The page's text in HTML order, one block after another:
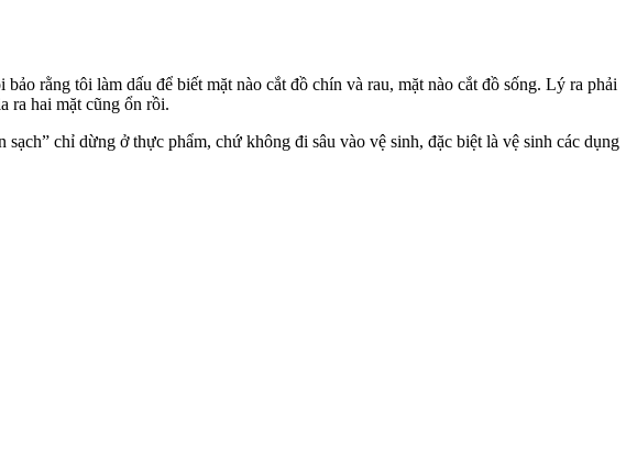
rằng tôi làm dấu để biết mặt nào cắt đồ chín và rau, mặt nào cắt đồ sống. Lý ra phải
ra hai mặt cũng ổn rồi.
chỉ dừng ở thực phẩm, chứ không đi sâu vào vệ sinh, đặc biệt là vệ sinh các dụng